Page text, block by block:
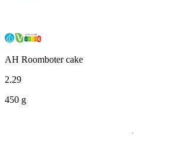
AH Roomboter cake
2.29
450 g